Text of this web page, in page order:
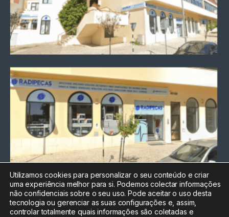
Chamada para a rede fixa
nacional
Electrónica:212
Utilizamos cookies para personalizar o seu conteúdo e criar
uma experiência melhor para si. Podemos colectar informações
não confidenciais sobre o seu uso. Pode aceitar o uso desta
tecnologia ou gerenciar as suas configurações e, assim,
controlar totalmente quais informações são coletadas e